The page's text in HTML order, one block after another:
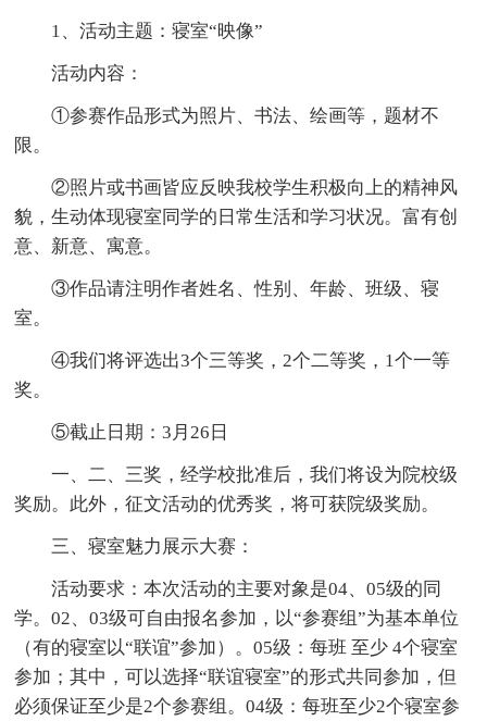
1、活动主题：寝室“映像”
活动内容：
①参赛作品形式为照片、书法、绘画等，题材不
限。
②照片或书画皆应反映我校学生积极向上的精神风
貌，生动体现寝室同学的日常生活和学习状况。富有创
意、新意、寓意。
③作品请注明作者姓名、性别、年龄、班级、寝
室。
④我们将评选出3个三等奖，2个二等奖，1个一等
奖。
⑤截止日期：3月26日
一、二、三奖，经学校批准后，我们将设为院校级
奖励。此外，征文活动的优秀奖，将可获院级奖励。
三、寝室魅力展示大赛：
活动要求：本次活动的主要对象是04、05级的同
学。02、03级可自由报名参加，以“参赛组”为基本单位
（有的寝室以“联谊”参加）。05级：每班 至少 4个寝室
参加；其中，可以选择“联谊寝室”的形式共同参加，但
必须保证至少是2个参赛组。04级：每班至少2个寝室参